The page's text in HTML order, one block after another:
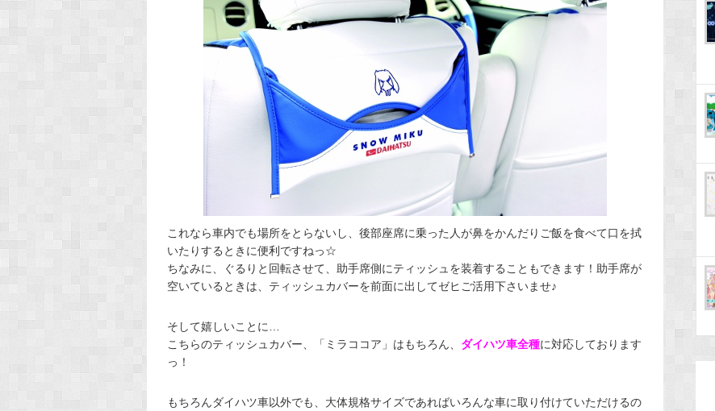
これなら車内でも場所をとらないし、後部座席に乗った人が鼻をかんだりご飯を食べて口を拭
いたりするときに便利ですねっ☆
ちなみに、ぐるりと回転させて、助手席側にティッシュを装着することもできます！助手席が
空いているときは、ティッシュカバーを前面に出してゼヒご活用下さいませ♪
そして嬉しいことに…
こちらのティッシュカバー、「ミラココア」はもちろん、 ダイハツ車全種に対応しております
っ！
もちろんダイハツ車以外でも、大体規格サイズであればいろんな車に取り付けていただけるの